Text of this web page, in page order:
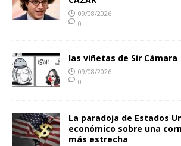
09/08/2026
0
las viñetas de Sir Cámara
09/08/2026
0
La paradoja de Estados
económico sobre una
más estrecha